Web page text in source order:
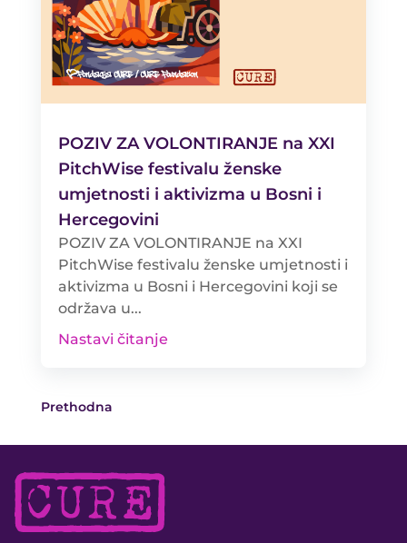
POZIV ZA VOLONTIRANJE na XXI
PitchWise festivalu ženske
umjetnosti i aktivizma u Bosni i
Hercegovini
POZIV ZA VOLONTIRANJE na XXI
PitchWise festivalu ženske umjetnosti i
aktivizma u Bosni i Hercegovini koji se
održava u...
Nastavi čitanje
Prethodna